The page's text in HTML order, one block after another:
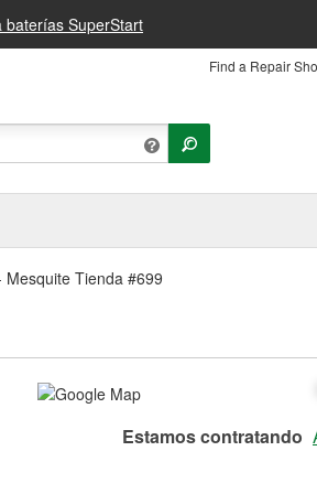
baterías SuperStart
Find a Repair
Mesquite Tienda #699
Estamos contratando